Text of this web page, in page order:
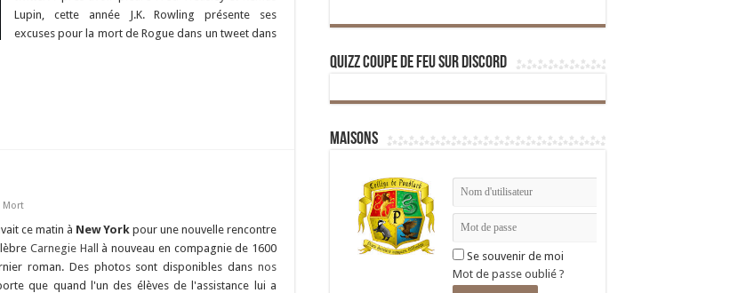
Lupin, cette année J.K. Rowling présente ses
excuses pour la mort de Rogue dans un tweet dans
Mort
ce matin à New York pour une nouvelle rencontre
Carnegie Hall
à nouveau en compagnie de 1600
roman. Des photos sont disponibles dans nos
que quand l'un des élèves de l'assistance lui a
Quizz Coupe de Feu sur Discord
Maisons
Se souvenir de moi
Mot de passe oublié ?